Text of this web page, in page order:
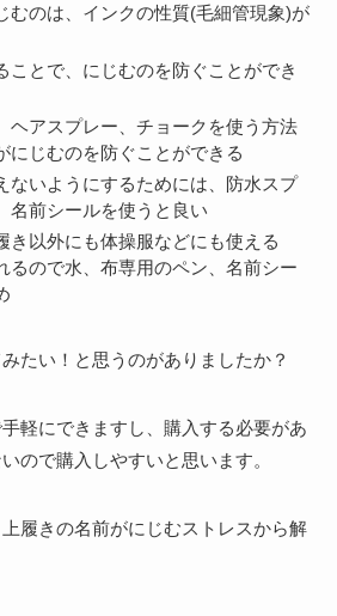
むのは、インクの性質(毛細管現象)が
ことで、にじむのを防ぐことができ
ヘアスプレー、チョークを使う方法
にじむのを防ぐことができる
ないようにするためには、防水スプ
名前シールを使うと良い
き以外にも体操服などにも使える
るので水、布専用のペン、名前シー
たい！と思うのがありましたか？
軽にできますし、購入する必要があ
ので購入しやすいと思います。
履きの名前がにじむストレスから解